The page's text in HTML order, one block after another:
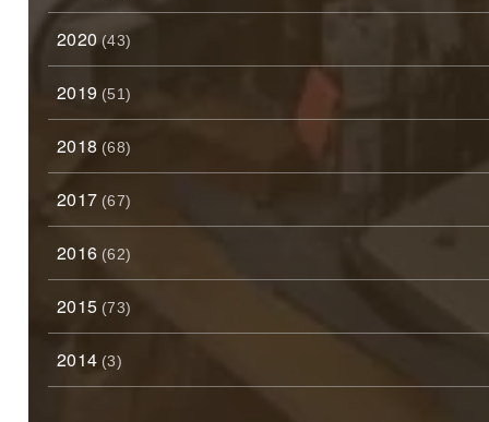
2020 (43)
2019 (51)
2018 (68)
2017 (67)
2016 (62)
2015 (73)
2014 (3)